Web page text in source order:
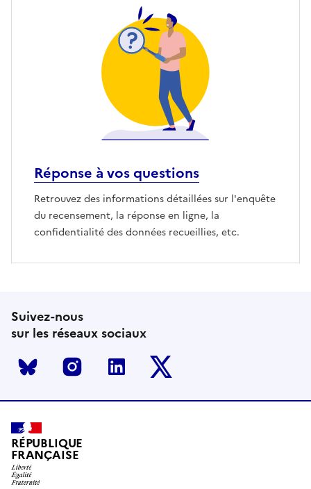
Réponse à vos questions
Retrouvez des informations détaillées sur l'enquête
du recensement, la réponse en ligne, la
confidentialité des données recueillies, etc.
Suivez-nous
sur les réseaux sociaux
Bluesky
InstagramLinkedIn
RÉPUBLIQUE
FRANÇAISE